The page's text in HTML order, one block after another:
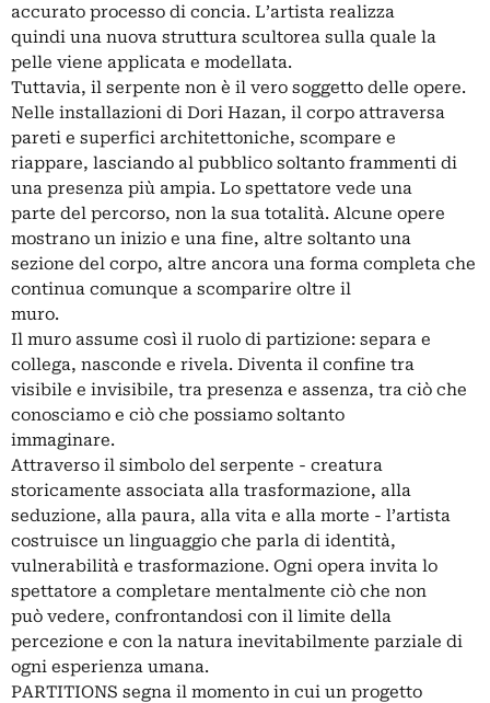
accurato processo di concia. L’artista realizza
quindi una nuova struttura scultorea sulla quale la
pelle viene applicata e modellata.
Tuttavia, il serpente non è il vero soggetto delle opere.
Nelle installazioni di Dori Hazan, il corpo attraversa
pareti e superfici architettoniche, scompare e
riappare, lasciando al pubblico soltanto frammenti di
una presenza più ampia. Lo spettatore vede una
parte del percorso, non la sua totalità. Alcune opere
mostrano un inizio e una fine, altre soltanto una
sezione del corpo, altre ancora una forma completa che
continua comunque a scomparire oltre il
muro.
Il muro assume così il ruolo di partizione: separa e
collega, nasconde e rivela. Diventa il confine tra
visibile e invisibile, tra presenza e assenza, tra ciò che
conosciamo e ciò che possiamo soltanto
immaginare.
Attraverso il simbolo del serpente - creatura
storicamente associata alla trasformazione, alla
seduzione, alla paura, alla vita e alla morte - l’artista
costruisce un linguaggio che parla di identità,
vulnerabilità e trasformazione. Ogni opera invita lo
spettatore a completare mentalmente ciò che non
può vedere, confrontandosi con il limite della
percezione e con la natura inevitabilmente parziale di
ogni esperienza umana.
PARTITIONS segna il momento in cui un progetto